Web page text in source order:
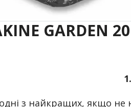
GARDEN
з найкращих, якщо не